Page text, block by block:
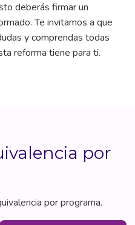
deberás firmar un
Te invitamos a que
y comprendas todas
reforma tiene para ti.
por
por programa.